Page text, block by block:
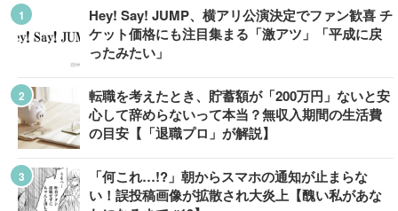
Hey! Say! JUMP、横アリ公演決定でファン歓喜 チ
ケット価格にも注目集まる「激アツ」「平成に戻
ったみたい」
転職を考えたとき、貯蓄額が「200万円」ないと安
心して辞めらないって本当？無収入期間の生活費
の目安【「退職プロ」が解説】
「何これ…!?」朝からスマホの通知が止まらな
い！誤投稿画像が拡散され大炎上【醜い私があな